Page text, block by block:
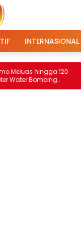
INTERNASIONAL
hingga 120